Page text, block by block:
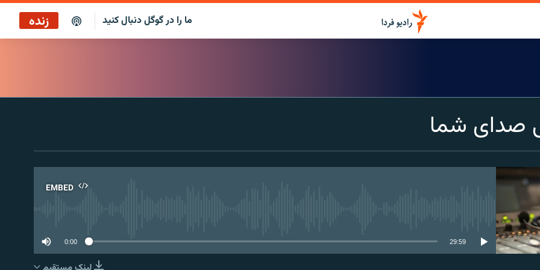
ما را در گوگل دنبال کنید زنده
صدای شما
EMBED
0:00 29:59